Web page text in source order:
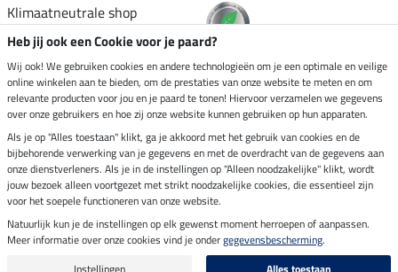
Klimaatneutrale shop
Verzending per
Veilig betalen met
Impressum
Laatste update op 06.08.2026 om 14:39 uur
Alle prijzen in euro's, incl. BTW, excl. verzendkosten.
Heb jij ook een Cookie voor je paard?
Wij ook! We gebruiken cookies en andere technologieën om je een optimale en veilige
online winkelen aan te bieden, om de prestaties van onze website te meten en om
relevante producten voor jou en je paard te tonen! Hiervoor verzamelen we gegevens
over onze gebruikers en hoe zij onze website kunnen gebruiken op hun apparaten.
Als je op "Alles toestaan" klikt, ga je akkoord met het gebruik van cookies en de
bijbehorende verwerking van je gegevens en met de overdracht van de gegevens aan
onze dienstverleners. Als je in de instellingen op "Alleen noodzakelijke" klikt, wordt
jouw bezoek alleen voortgezet met strikt noodzakelijke cookies, die essentieel zijn
voor het soepele functioneren van onze website.
Natuurlijk kun je de instellingen op elk gewenst moment herroepen of aanpassen.
Meer informatie over onze cookies vind je ondergegevensbescherming.